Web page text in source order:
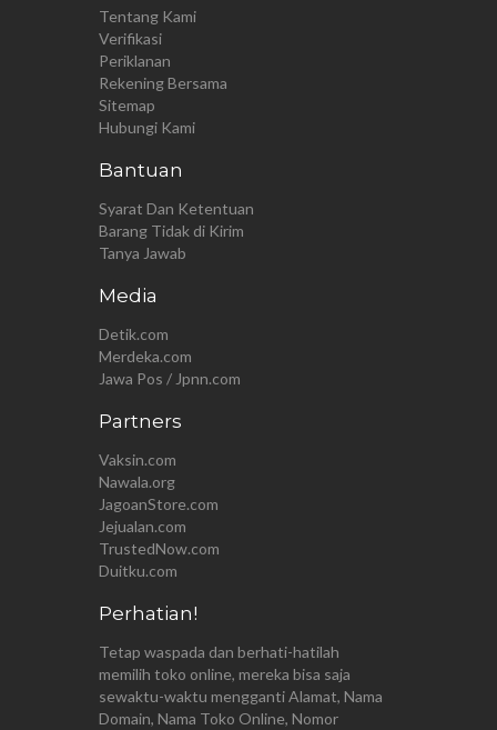
Tentang Kami
Verifikasi
Periklanan
Rekening Bersama
Sitemap
Hubungi Kami
Bantuan
Syarat Dan Ketentuan
Barang Tidak di Kirim
Tanya Jawab
Media
Detik.com
Merdeka.com
Jawa Pos / Jpnn.com
Partners
Vaksin.com
Nawala.org
JagoanStore.com
Jejualan.com
TrustedNow.com
Duitku.com
Perhatian!
Tetap waspada dan berhati-hatilah
memilih toko online, mereka bisa saja
sewaktu-waktu mengganti Alamat, Nama
Domain, Nama Toko Online, Nomor